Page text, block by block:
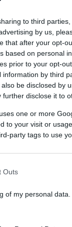
to third
by us,
that after your opt-
based on personal
prior to your opt-
by third
be disclosed by
further disclose it to
one or more
to your visit or
party tags to use
Outs
of my personal data.
látványos
István
mézeiket és
az akác, de
nem
és
termékeket. A
részéről.